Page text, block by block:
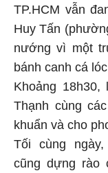
TP.HCM vẫn
Huy Tấn
nướng vì một
bánh canh cá
Khoảng
Thạnh cùng
khuẩn và cho
Tối cùng
cũng dựng rào